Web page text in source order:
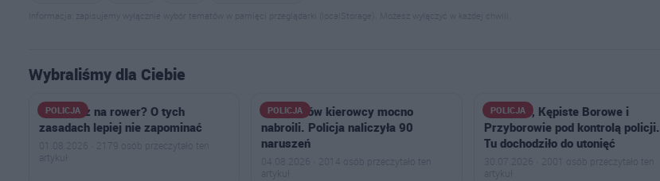
Informacja: zapisujemy wyłącznie wybór tematów w pamięci przeglądarki (localStorage). Możesz wyłączyć w każdej chwili.
Wybraliśmy dla Ciebie
POLICJA
Wsiadasz na rower? O tych
zasadach lepiej nie zapominać
01.08.2026 · 2179 osób przeczytało ten
artykuł
POLICJA
U sąsiadów kierowcy mocno
nabroili. Policja naliczyła 90
naruszeń
04.08.2026 · 2014 osób przeczytało ten
artykuł
POLICJA
Kiełczew, Kępiste Borowe i
Przyborowie pod kontrolą policji.
Tu dochodziło do utonięć
30.07.2026 · 2001 osób przeczytało ten
artykuł